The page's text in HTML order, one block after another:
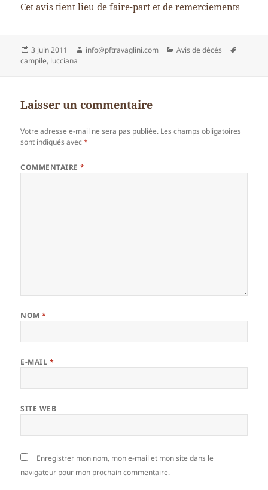
Cet avis tient lieu de faire-part et de remerciements
Publié
le
3 juin 2011 Auteur
info@pftravaglini.com Catégories
Avis de décés
campile, lucciana
Laisser un commentaire
Votre adresse e-mail ne sera pas publiée. Les champs obligatoires
sont indiqués avec*
COMMENTAIRE*
NOM*
E-MAIL *
SITE WEB
Enregistrer mon nom, mon e-mail et mon site dans le
navigateur pour mon prochain commentaire.